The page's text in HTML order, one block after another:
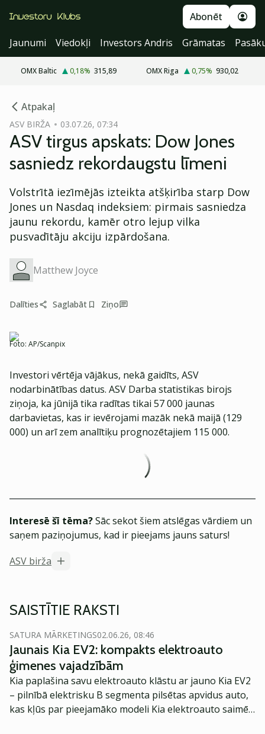
Abonēt
Jaunumi
Viedokļi Investors Andris Grāmatas
OMX Baltic 0,18% 315,89 OMX Riga 0,75% 930,02
Atpakaļ
ASV BIRŽA 03.07.26, 07:34
ASV tirgus apskats: Dow Jones
sasniedz rekordaugstu līmeni
Volstrītā iezīmējās izteikta atšķirība starp Dow
Jones un Nasdaq indeksiem: pirmais sasniedza
jaunu rekordu, kamēr otro lejup vilka
pusvadītāju akciju izpārdošana.
Matthew Joyce
Dalīties Saglabāt Ziņo
Foto: AP/Scanpix
Investori vērtēja vājākus, nekā gaidīts, ASV
nodarbinātības datus. ASV Darba statistikas birojs
ziņoja, ka jūnijā tika radītas tikai 57 000 jaunas
darbavietas, kas ir ievērojami mazāk nekā maijā (129
000) un arī zem analītiķu prognozētajiem 115 000.
Interesē šī tēma?Sāc sekot šiem atslēgas vārdiem un
saņem paziņojumus, kad ir pieejams jauns saturs!
ASV birža
SAISTĪTIE RAKSTI
SATURA MĀRKETINGS02.06.26, 08:46
Jaunais Kia EV2: kompakts elektroauto
ģimenes vajadzībām
Kia paplašina savu elektroauto klāstu ar jauno Kia EV2
– pilnībā elektrisku B segmenta pilsētas apvidus auto,
kas kļūs par pieejamāko modeli Kia elektroauto saimē